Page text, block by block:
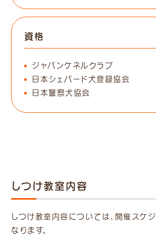
資格
ジャパンケネルクラブ
日本シェパード犬登録協会
日本警察犬協会
しつけ教室内容
しつけ教室内容については、開催スケ
なります。